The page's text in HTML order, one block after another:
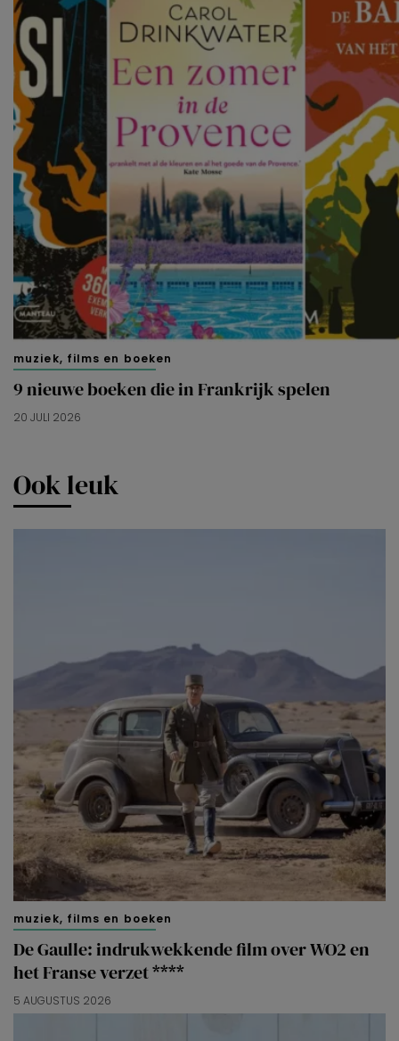
muziek, films en boeken
9 nieuwe boeken die in Frankrijk spelen
20 JULI 2026
Ook leuk
muziek, films en boeken
De Gaulle: indrukwekkende film over WO2 en
het Franse verzet ****
5 AUGUSTUS 2026